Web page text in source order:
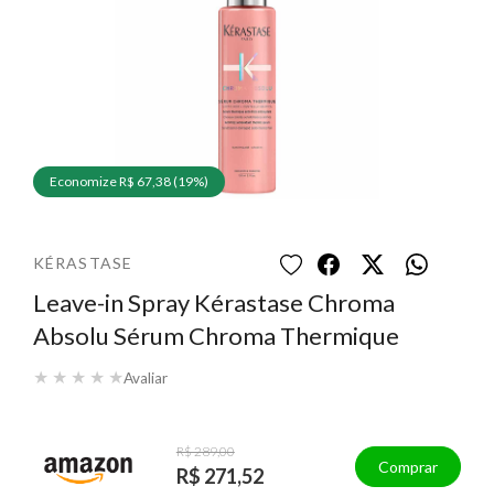
Economize R$ 67,38 (19%)
KÉRASTASE
Leave-in Spray Kérastase Chroma
Absolu Sérum Chroma Thermique
★ ★ ★ ★ ★Avaliar
R$ 289,00
R$ 271,52 Comprar